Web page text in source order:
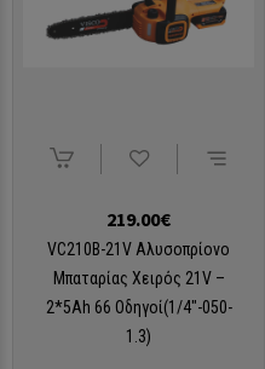
219.00€
VC210B-21V Αλυσοπρίονο
Μπαταρίας Χειρός 21V –
2*5Ah 66 Οδηγοί(1/4″-050-
1.3)